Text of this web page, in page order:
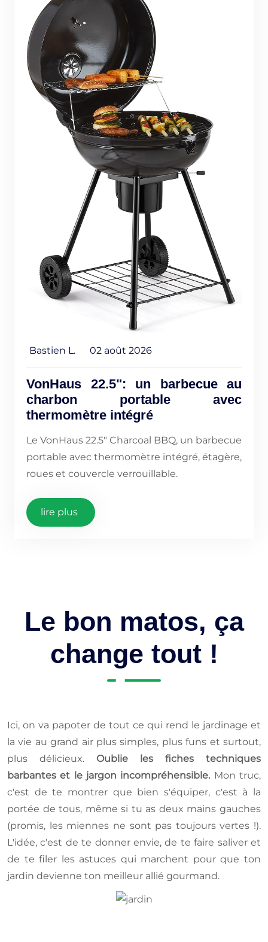
Bastien L. 02 août 2026
VonHaus 22.5": un barbecue au
charbon portable avec
thermomètre intégré
Le VonHaus 22.5" Charcoal BBQ, un barbecue
portable avec thermomètre intégré, étagère,
roues et couvercle verrouillable.
lire plus
Le bon matos, ça
change tout !
Ici, on va papoter de tout ce qui rend le jardinage et
la vie au grand air plus simples, plus funs et surtout,
plus délicieux. Oublie les fiches techniques
barbantes et le jargon incompréhensible. Mon truc,
c'est de te montrer que bien s'équiper, c'est à la
portée de tous, même si tu as deux mains gauches
(promis, les miennes ne sont pas toujours vertes !).
L'idée, c'est de te donner envie, de te faire saliver et
de te filer les astuces qui marchent pour que ton
jardin devienne ton meilleur allié gourmand.